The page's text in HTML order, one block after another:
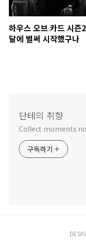
하우스 오브 카드 시즌
달에 벌써 시작했구나
단테의 취향
Collect moments
구독하기